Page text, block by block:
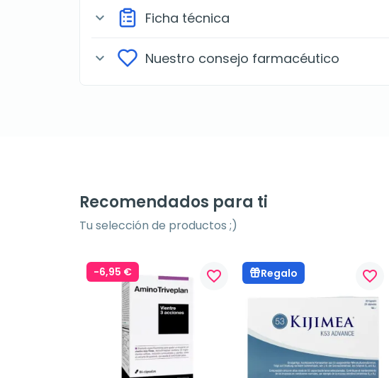
expand_more Ficha técnica
expand_more Nuestro consejo farmacéutico
Recomendados para ti
Tu selección de productos ;)
-6,95 € favorite_border Regalo favorite_border